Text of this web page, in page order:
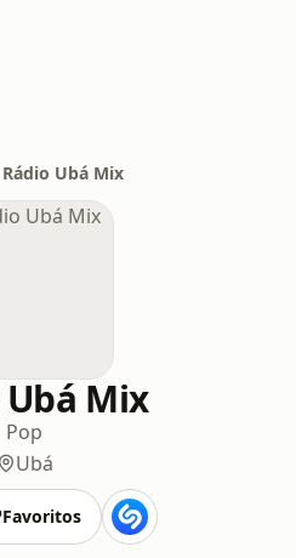
Rádio Ubá Mix
Mix
Pop
Ubá
Favoritos